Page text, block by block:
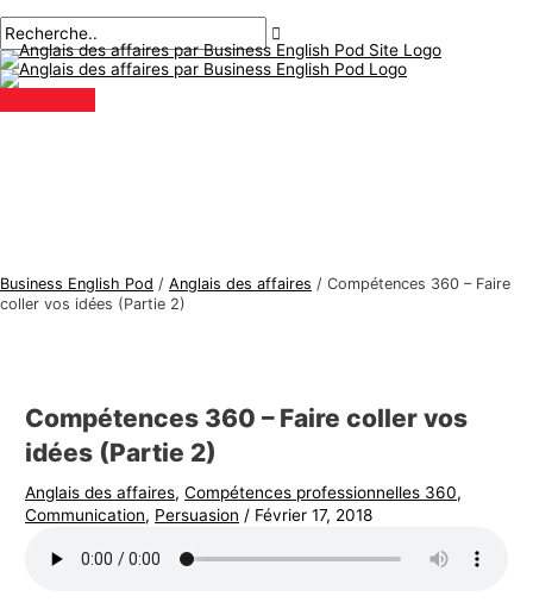
au
contenu
principal
Business English Pod / Anglais des affaires / Compétences 360 – Faire
coller vos idées (Partie 2)
Compétences 360 – Faire coller vos
idées (Partie 2)
Anglais des affaires,Compétences professionnelles 360,
Communication, Persuasion / Février 17, 2018
des
articles
ici..
mail*
S
u
j
e
n
s
d
e
R
e
c
h
r